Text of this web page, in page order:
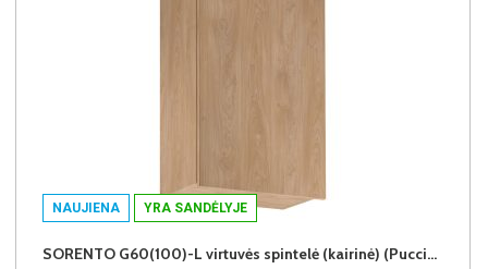
NAUJIENA YRA SANDĖLYJE
SORENTO G60(100)-L virtuvės spintelė (kairinė) (Puccini/Puccini)